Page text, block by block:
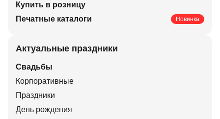
Купить в розницу
Печатные каталоги
Новинка
Актуальные праздники
Свадьбы
Корпоративные
Праздники
День рождения